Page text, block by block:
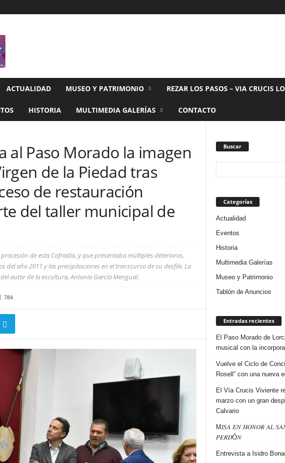
ACTUALIDAD MUSEO Y PATRIMONIO REZAR LOS PASOS – VIA CRUCIS
HISTORIA MULTIMEDIA GALERÍAS CONTACTO
al Paso Morado la imagen
de la Piedad tras
de restauración
del taller municipal de
de esta Cofradía, y que presentaba múltiples deterioros,
del año 2011 y las precipitaciones en el transcurso de su desfile. La
autor de la escultura, Antonio García Mengual.
784
Buscar
Categorías
Actualidad
Eventos
Historia
Multimedia Galerías
Museo y Patrimonio
Tablón de Anuncios
Entradas recientes
El Paso Morado de
musical con la
Vuelve el Ciclo de
Rosell” con una nueva
El Vía Crucis Viviente
marzo con un gran
Calvario
M𝐼𝑆𝐴 𝐸𝑁 𝐻𝑂𝑁𝑂𝑅 𝐴𝐿
𝑃𝐸𝑅𝐷Ó𝑁
Entrevista a Isidro